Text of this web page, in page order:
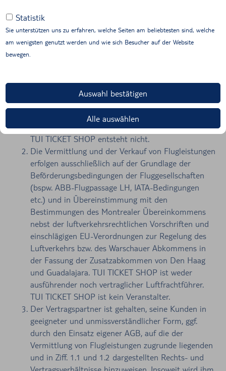
Statistik
Sie unterstützen uns zu erfahren, welche Seiten am beliebtesten sind, welche
am wenigsten genutzt werden und wie sich Besucher auf der Website
bewegen.
Auswahl bestätigen
Alle auswählen
Agenturbetriebe (nachfolgend „Vertragspartner“
genannt) vermittelt. Bei der Vermittlung von
Flugleistungen für Vertragspartner entsteht für TUI
Namen einer Fluggesellschaft verkaufte
Flugleistungen sind für TUI TICKET SHOP
Fremdgeschäfte. Eine Vertragsbeziehung zwischen
dem Kunden (Reisenden) des Vertragspartners und
TUI TICKET SHOP entsteht nicht.
Die Vermittlung und der Verkauf von Flugleistungen
erfolgen ausschließlich auf der Grundlage der
Beförderungsbedingungen der Fluggesellschaften
(bspw. ABB-Flugpassage LH, IATA-Bedingungen
etc.) und in Übereinstimmung mit den
Bestimmungen des Montrealer Übereinkommens
nebst der luftverkehrsrechtlichen Vorschriften und
einschlägigen EU-Verordnungen zur Regelung des
Luftverkehrs bzw. des Warschauer Abkommens in
der Fassung der Zusatzabkommen von Den Haag
und Guadalajara. TUI TICKET SHOP ist weder
ausführender noch vertraglicher Luftfrachtführer.
TUI TICKET SHOP ist kein Veranstalter.
Der Vertragspartner ist gehalten, seine Kunden in
geeigneter und unmissverständlicher Form, ggf.
durch den Einsatz eigener AGB, auf die der
Vermittlung von Flugleistungen zugrunde liegenden
und in Ziff. 1.1 und 1.2 dargestellten Rechts- und